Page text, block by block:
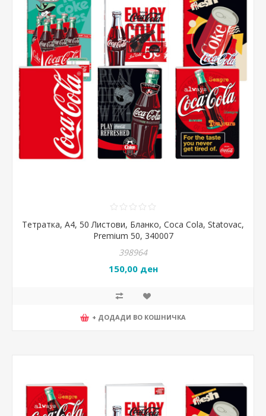
Тетратка, А4, 50 Листови, Бланко, Coca Cola, Statovac,
Premium 50, 340007
398964
150,00 ден
+ ДОДАДИ ВО КОШНИЧКА